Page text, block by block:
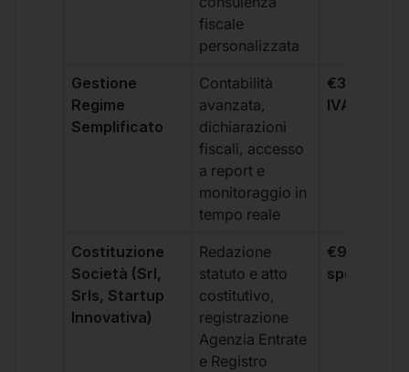
fiscale
personalizzata
Gestione
Regime
Semplificato
Contabilità
avanzata,
dichiarazioni
fiscali, accesso
a report e
monitoraggio in
tempo reale
€333 +
IVA/
Costituzione
Società (Srl,
Srls, Startup
Innovativa)
Redazione
statuto e atto
costitutivo,
registrazione
Agenzia Entrate
e Registro
€99 + IVA
spese